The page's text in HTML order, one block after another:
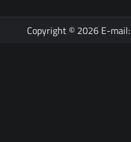
Copyright © 2026 E-mail: